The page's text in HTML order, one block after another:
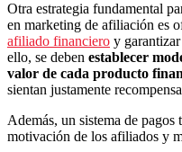
Otra estrategia fundamental
en marketing de afiliación es
afiliado financiero y
ello, se deben establecer
valor de cada producto
sientan justamente
Además, un sistema de
motivación de los afiliados y